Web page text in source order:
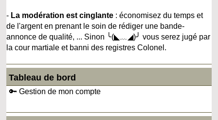
- La modération est cinglante : économisez du temps et
de l'argent en prenant le soin de rédiger une bande-
annonce de qualité, ... Sinon ╰(◣﹏◢)╯ vous serez jugé par
la cour martiale et banni des registres Colonel.
Tableau de bord
🔑 Gestion de mon compte